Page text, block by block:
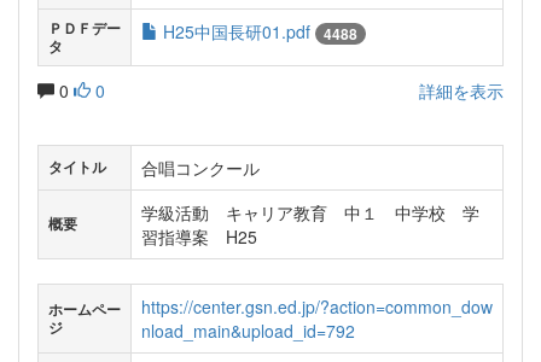
ＰＤＦデー
タ
H25中国長研01.pdf 4488
0 0 詳細を表示
タイトル 合唱コンクール
概要
学級活動 キャリア教育 中１ 中学校 学
習指導案 H25
ホームペー
ジ
https://center.gsn.ed.jp/?action=common_dow
nload_main&upload_id=792